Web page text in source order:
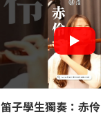
笛子學生獨奏：赤伶